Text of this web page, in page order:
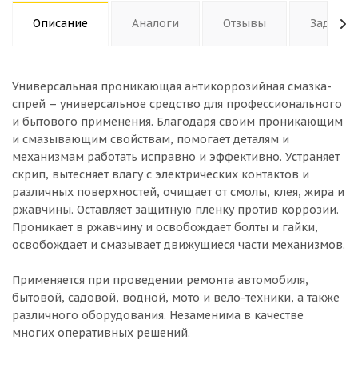
Описание Аналоги Отзывы Задать
Универсальная проникающая антикоррозийная смазка-
спрей – универсальное средство для профессионального
и бытового применения. Благодаря своим проникающим
и смазывающим свойствам, помогает деталям и
механизмам работать исправно и эффективно. Устраняет
скрип, вытесняет влагу с электрических контактов и
различных поверхностей, очищает от смолы, клея, жира и
ржавчины. Оставляет защитную пленку против коррозии.
Проникает в ржавчину и освобождает болты и гайки,
освобождает и смазывает движущиеся части механизмов.
Применяется при проведении ремонта автомобиля,
бытовой, садовой, водной, мото и вело-техники, а также
различного оборудования. Незаменима в качестве
многих оперативных решений.